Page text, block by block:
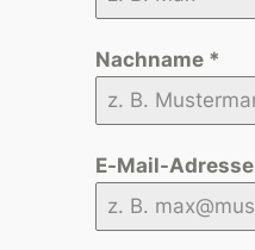
Nachname *
E-Mail-Adresse